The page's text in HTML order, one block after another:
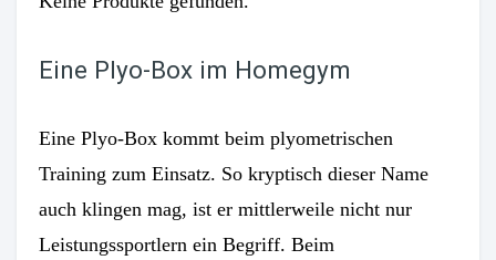
Eine Plyo-Box im Homegym
Eine Plyo-Box kommt beim plyometrischen
Training zum Einsatz. So kryptisch dieser Name
auch klingen mag, ist er mittlerweile nicht nur
Leistungssportlern ein Begriff. Beim